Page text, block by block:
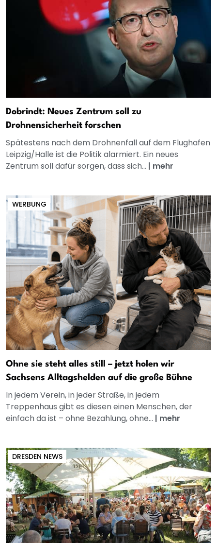
Dobrindt: Neues Zentrum soll zu
Drohnensicherheit forschen
Spätestens nach dem Drohnenfall auf dem Flughafen
Leipzig/Halle ist die Politik alarmiert. Ein neues
Zentrum soll dafür sorgen, dass sich... | mehr
WERBUNG
Ohne sie steht alles still – jetzt holen wir
Sachsens Alltagshelden auf die große Bühne
In jedem Verein, in jeder Straße, in jedem
Treppenhaus gibt es diesen einen Menschen, der
einfach da ist – ohne Bezahlung, ohne... | mehr
DRESDEN NEWS